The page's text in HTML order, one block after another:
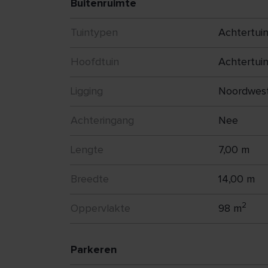
Buitenruimte
Tuintypen Achtertuin
Hoofdtuin Achtertuin
Ligging
Achteringang Nee
Lengte 7,00 m
Breedte 14,00 m
Oppervlakte 98 m2
Parkeren